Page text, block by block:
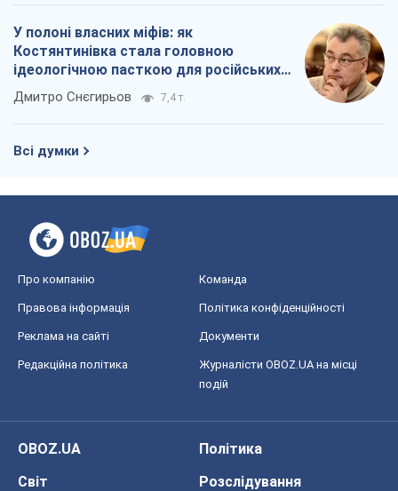
У полоні власних міфів: як
Костянтинівка стала головною
ідеологічною пасткою для російських
окупантів
Дмитро Снєгирьов 7,4 т.
Всі думки
Про компанію Команда
Правова інформація Політика конфіденційності
Реклама на сайті Документи
Редакційна політика
Журналісти OBOZ.UA на місці
подій
OBOZ.UA
Політика
Світ
Розслідування